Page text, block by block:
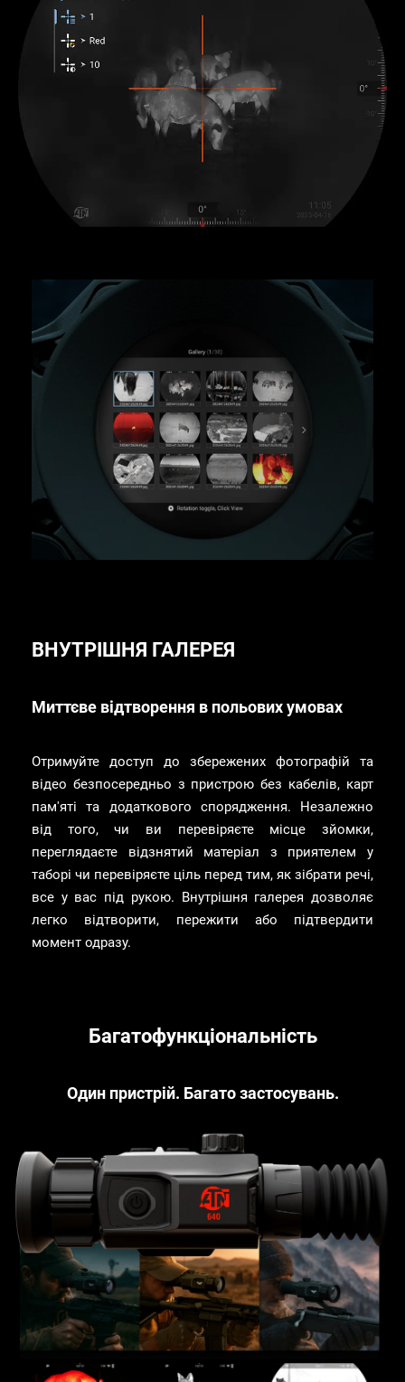
ВНУТРІШНЯ ГАЛЕРЕЯ
Миттєве відтворення в польових умовах
Отримуйте доступ до збережених фотографій та
відео безпосередньо з пристрою без кабелів, карт
пам'яті та додаткового спорядження. Незалежно
від того, чи ви перевіряєте місце зйомки,
переглядаєте відзнятий матеріал з приятелем у
таборі чи перевіряєте ціль перед тим, як зібрати речі,
все у вас під рукою. Внутрішня галерея дозволяє
легко відтворити, пережити або підтвердити
момент одразу.
Багатофункціональність
Один пристрій. Багато застосувань.